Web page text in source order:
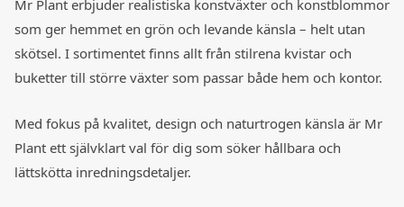
Mr Plant erbjuder realistiska konstväxter och konstblommor
som ger hemmet en grön och levande känsla – helt utan
skötsel. I sortimentet finns allt från stilrena kvistar och
buketter till större växter som passar både hem och kontor.
Med fokus på kvalitet, design och naturtrogen känsla är Mr
Plant ett självklart val för dig som söker hållbara och
lättskötta inredningsdetaljer.